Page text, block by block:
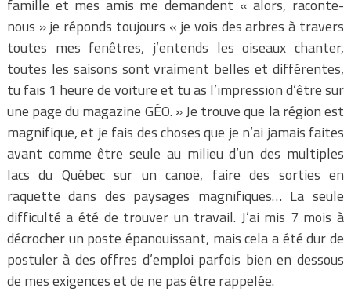
famille et mes amis me demandent « alors, raconte-
nous » je réponds toujours « je vois des arbres à travers
toutes mes fenêtres, j’entends les oiseaux chanter,
toutes les saisons sont vraiment belles et différentes,
tu fais 1 heure de voiture et tu as l’impression d’être sur
une page du magazine GÉO. » Je trouve que la région est
magnifique, et je fais des choses que je n’ai jamais faites
avant comme être seule au milieu d’un des multiples
lacs du Québec sur un canoë, faire des sorties en
raquette dans des paysages magnifiques… La seule
difficulté a été de trouver un travail. J’ai mis 7 mois à
décrocher un poste épanouissant, mais cela a été dur de
postuler à des offres d’emploi parfois bien en dessous
de mes exigences et de ne pas être rappelée.